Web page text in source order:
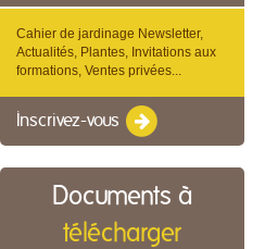
Cahier de jardinage Newsletter,
Actualités, Plantes, Invitations aux
formations, Ventes privées...
Inscrivez-vous
Documents à
télécharger